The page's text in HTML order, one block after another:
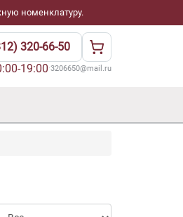
номенклатуру.
320-66-50
19:00·3206650@mail.ru